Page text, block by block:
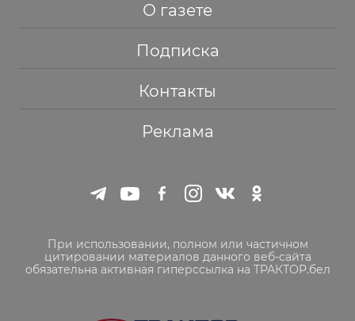
О газете
Подписка
Контакты
Реклама
При использовании, полном или частичном
цитировании материалов данного веб-сайта
обязательна активная гиперссылка на ТРАКТОР.бел